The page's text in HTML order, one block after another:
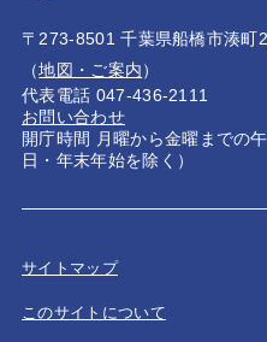
〒273-8501 千葉県船橋市湊町
（地図・ご案内）
代表電話 047-436-2111
お問い合わせ
開庁時間 月曜から金曜までの
日・年末年始を除く）
サイトマップ
このサイトについて